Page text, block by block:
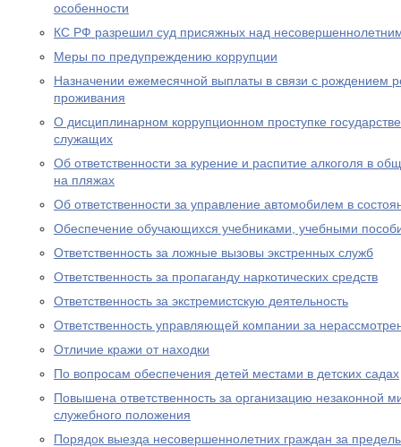
особенности
КС РФ разрешил суд присяжных над
Меры по предупреждению коррупции
Назначении ежемесячной выплаты в связи с рождением
проживания
О дисциплинарном коррупционном проступке
служащих
Об ответственности за курение и распитие алкоголя в
на пляжах
Об ответственности за управление автомобилем в
Обеспечение обучающихся учебниками, учебными
Ответственность за ложные вызовы экстренных служб
Ответственность за пропаганду наркотических средств
Ответственность за экстремистскую деятельность
Ответственность управляющей компании за
Отличие кражи от находки
По вопросам обеспечения детей местами в детских садах
Повышена ответственность за организацию незаконной
служебного положения
Порядок выезда несовершеннолетних граждан за